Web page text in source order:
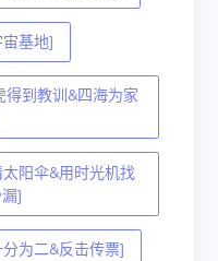
基地]
到教训&四海为家
阳伞&用时光机找
]
为二&反击传票]